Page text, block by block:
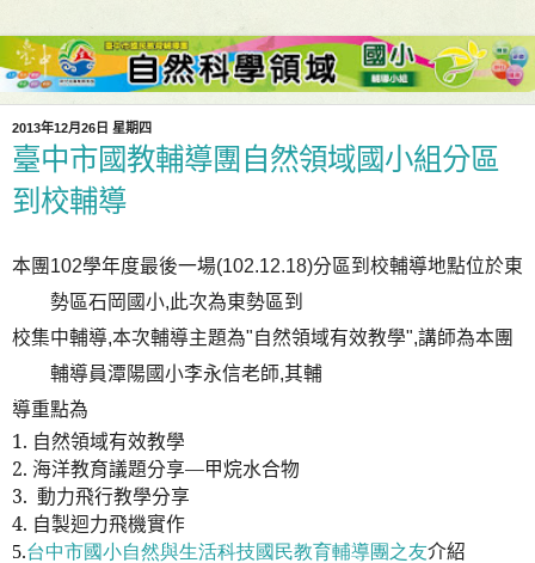
2013年12月26日 星期四
臺中市國教輔導團自然領域國小組分區
到校輔導
本團102學年度最後一場(102.12.18)分區到校輔導地點位於東
勢區石岡國小,此次為東勢區到
校集中輔導,本次輔導主題為"自然領域有效教學",講師為本團
輔導員潭陽國小李永信老師,其輔
導重點為
1. 自然領域有效教學
2. 海洋教育議題分享—甲烷水合物
3. 動力飛行教學分享
4. 自製迴力飛機實作
5.台中市國小自然與生活科技國民教育輔導團之友介紹